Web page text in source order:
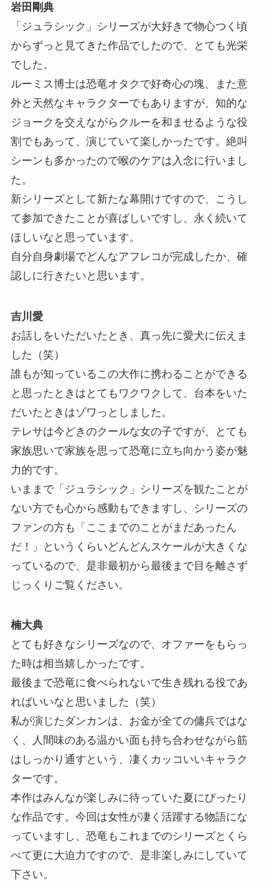
岩田剛典
「ジュラシック」シリーズが大好きで物心つく頃
からずっと見てきた作品でしたので、とても光栄
でした。
ルーミス博士は恐竜オタクで好奇心の塊、また意
外と天然なキャラクターでもありますが、知的な
ジョークを交えながらクルーを和ませるような役
割でもあって、演じていて楽しかったです。絶叫
シーンも多かったので喉のケアは入念に行いまし
た。
新シリーズとして新たな幕開けですので、こうし
て参加できたことが喜ばしいですし、永く続いて
ほしいなと思っています。
自分自身劇場でどんなアフレコが完成したか、確
認しに行きたいと思います。
吉川愛
お話しをいただいたとき、真っ先に愛犬に伝えま
した（笑）
誰もが知っているこの大作に携わることができる
と思ったときはとてもワクワクして、台本をいた
だいたときはゾワっとしました。
テレサは今どきのクールな女の子ですが、とても
家族思いで家族を思って恐竜に立ち向かう姿が魅
力的です。
いままで「ジュラシック」シリーズを観たことが
ない方でも心から感動もできますし、シリーズの
ファンの方も「ここまでのことがまだあったん
だ！」というくらいどんどんスケールが大きくな
っているので、是非最初から最後まで目を離さず
じっくりご覧ください。
楠大典
とても好きなシリーズなので、オファーをもらっ
た時は相当嬉しかったです。
最後まで恐竜に食べられないで生き残れる役であ
ればいいなと思いました（笑）
私が演じたダンカンは、お金が全ての傭兵ではな
く、人間味のある温かい面も持ち合わせながら筋
はしっかり通すという、凄くカッコいいキャラク
ターです。
本作はみんなが楽しみに待っていた夏にぴったり
な作品です。今回は女性が凄く活躍する物語にな
っていますし、恐竜もこれまでのシリーズとくら
べて更に大迫力ですので、是非楽しみにしていて
下さい。